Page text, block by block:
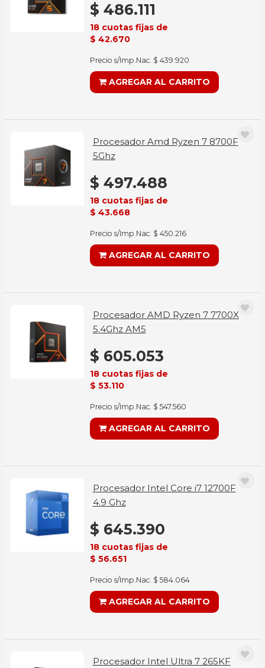
$ 486.111
18 cuotas fijas de
$ 42.670
Precio s/Imp.Nac. $ 439.920
AGREGAR AL CARRITO
Procesador Amd Ryzen 7 8700F
5Ghz
$ 497.488
18 cuotas fijas de
$ 43.668
Precio s/Imp.Nac. $ 450.216
AGREGAR AL CARRITO
Procesador AMD Ryzen 7 7700X
5.4Ghz AM5
$ 605.053
18 cuotas fijas de
$ 53.110
Precio s/Imp.Nac. $ 547.560
AGREGAR AL CARRITO
Procesador Intel Core i7 12700F
4.9 Ghz
$ 645.390
18 cuotas fijas de
$ 56.651
Precio s/Imp.Nac. $ 584.064
AGREGAR AL CARRITO
Procesador Intel Ultra 7 265KF